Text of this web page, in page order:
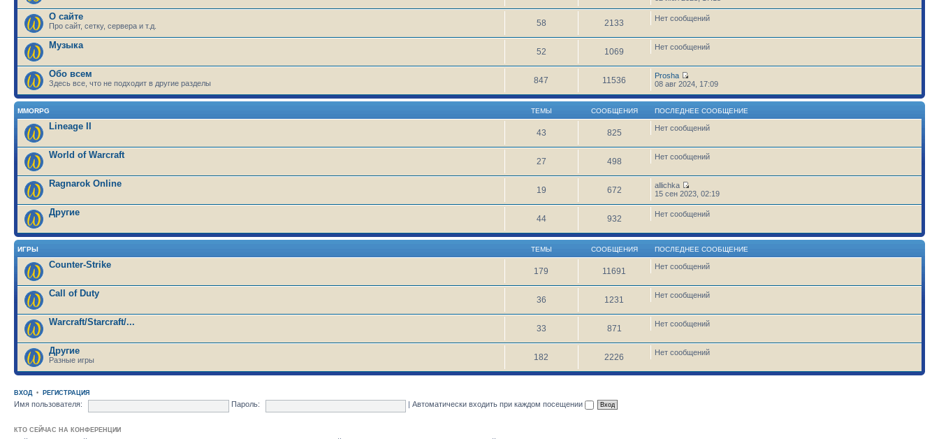
О сайте
Про сайт, сетку, сервера и т.д. 58 2133 Нет сообщений
Музыка
52 1069 Нет сообщений
Обо всем
Здесь все, что не подходит в другие разделы 847 11536
Prosha
08 авг 2024, 17:09
MMORPG ТЕМЫ СООБЩЕНИЯ ПОСЛЕДНЕЕ СООБЩЕНИЕ
Lineage II
43 825 Нет сообщений
World of Warcraft
27 498 Нет сообщений
Ragnarok Online
19 672
allichka
15 сен 2023, 02:19
Другие
44 932 Нет сообщений
ИГРЫ ТЕМЫ СООБЩЕНИЯ ПОСЛЕДНЕЕ СООБЩЕНИЕ
Counter-Strike
179 11691 Нет сообщений
Call of Duty
36 1231 Нет сообщений
Warcraft/Starcraft/...
33 871 Нет сообщений
Другие
Разные игры 182 2226 Нет сообщений
ВХОД• РЕГИСТРАЦИЯ
Имя пользователя: Пароль: |Автоматически входить при каждом посещении
КТО СЕЙЧАС НА КОНФЕРЕНЦИИ